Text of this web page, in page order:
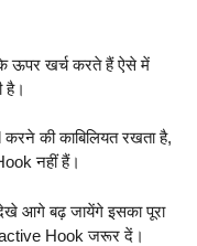
ऊपर खर्च करते हैं ऐसे में
है।
की काबिलियत रखता है,
नहीं हैं।
आगे बढ़ जायेंगे इसका पूरा
Hook जरूर दें।